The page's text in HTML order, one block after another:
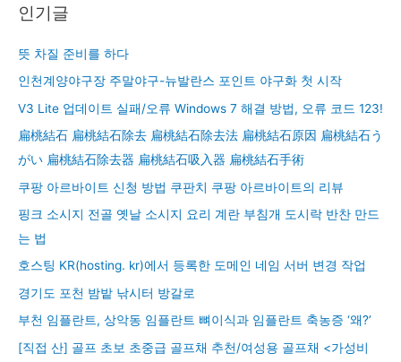
인기글
뜻 차질 준비를 하다
인천계양야구장 주말야구-뉴발란스 포인트 야구화 첫 시작
V3 Lite 업데이트 실패/오류 Windows 7 해결 방법, 오류 코드 123!
扁桃結石 扁桃結石除去 扁桃結石除去法 扁桃結石原因 扁桃結石う
がい 扁桃結石除去器 扁桃結石吸入器 扁桃結石手術
쿠팡 아르바이트 신청 방법 쿠판치 쿠팡 아르바이트의 리뷰
핑크 소시지 전골 옛날 소시지 요리 계란 부침개 도시락 반찬 만드
는 법
호스팅 KR(hosting. kr)에서 등록한 도메인 네임 서버 변경 작업
경기도 포천 밤밭 낚시터 방갈로
부천 임플란트, 상악동 임플란트 뼈이식과 임플란트 축농증 ‘왜?’
[직접 산] 골프 초보 초중급 골프채 추천/여성용 골프채 <가성비